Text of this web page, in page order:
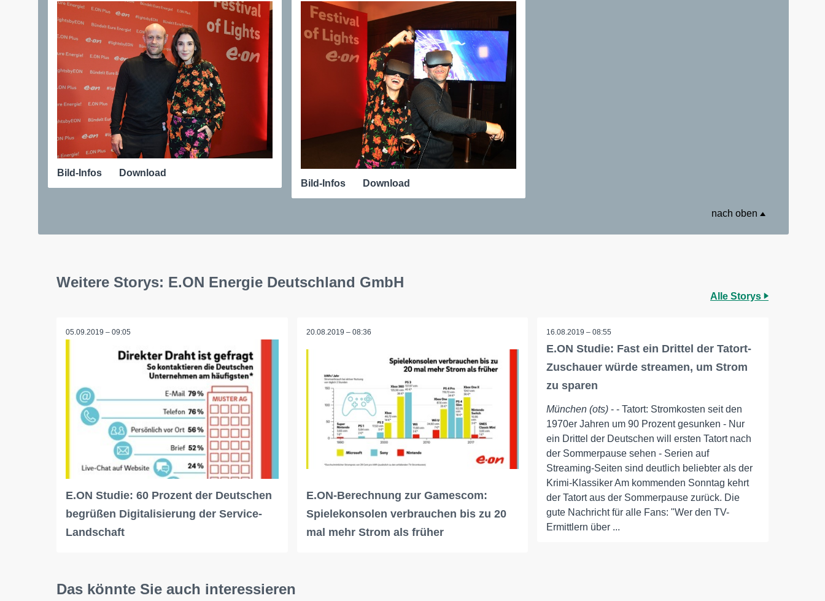
Bild-Infos
Download
Bild-Infos
Download
nach oben
Weitere Storys: E.ON Energie Deutschland GmbH
Alle Storys
05.09.2019 – 09:05
E.ON Studie: 60 Prozent der Deutschen
begrüßen Digitalisierung der Service-
Landschaft
20.08.2019 – 08:36
E.ON-Berechnung zur Gamescom:
Spielekonsolen verbrauchen bis zu 20
mal mehr Strom als früher
16.08.2019 – 08:55
E.ON Studie: Fast ein Drittel der Tatort-
Zuschauer würde streamen, um Strom
zu sparen
München (ots) - - Tatort: Stromkosten seit den
1970er Jahren um 90 Prozent gesunken - Nur
ein Drittel der Deutschen will ersten Tatort nach
der Sommerpause sehen - Serien auf
Streaming-Seiten sind deutlich beliebter als der
Krimi-Klassiker Am kommenden Sonntag kehrt
der Tatort aus der Sommerpause zurück. Die
gute Nachricht für alle Fans: "Wer den TV-
Ermittlern über ...
Das könnte Sie auch interessieren